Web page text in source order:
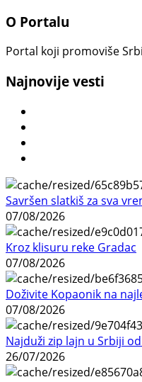
O Portalu
Portal koji promoviše
Najnovije vesti
Savršen slatkiš za sva
07/08/2026
Kroz klisuru reke Gradac
07/08/2026
Doživite Kopaonik na
07/08/2026
Najduži zip lajn u Srbiji
26/07/2026